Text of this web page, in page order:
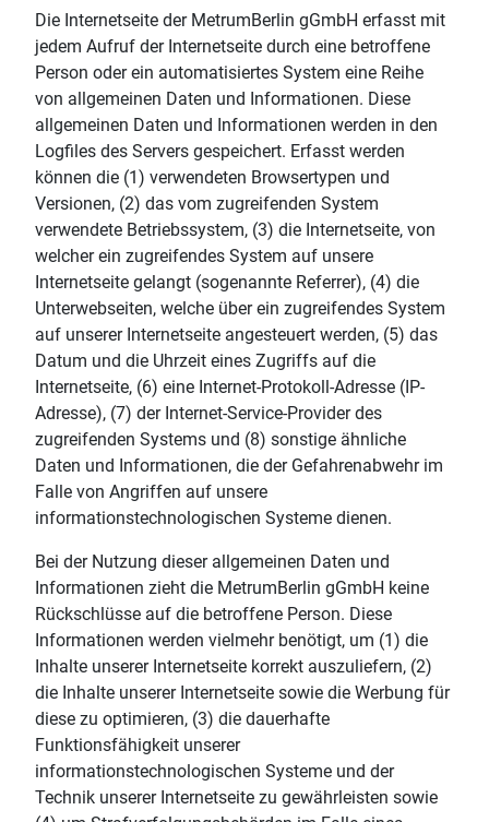
Die Internetseite der MetrumBerlin gGmbH erfasst mit
jedem Aufruf der Internetseite durch eine betroffene
Person oder ein automatisiertes System eine Reihe
von allgemeinen Daten und Informationen. Diese
allgemeinen Daten und Informationen werden in den
Logfiles des Servers gespeichert. Erfasst werden
können die (1) verwendeten Browsertypen und
Versionen, (2) das vom zugreifenden System
verwendete Betriebssystem, (3) die Internetseite, von
welcher ein zugreifendes System auf unsere
Internetseite gelangt (sogenannte Referrer), (4) die
Unterwebseiten, welche über ein zugreifendes System
auf unserer Internetseite angesteuert werden, (5) das
Datum und die Uhrzeit eines Zugriffs auf die
Internetseite, (6) eine Internet-Protokoll-Adresse (IP-
Adresse), (7) der Internet-Service-Provider des
zugreifenden Systems und (8) sonstige ähnliche
Daten und Informationen, die der Gefahrenabwehr im
Falle von Angriffen auf unsere
informationstechnologischen Systeme dienen.
Bei der Nutzung dieser allgemeinen Daten und
Informationen zieht die MetrumBerlin gGmbH keine
Rückschlüsse auf die betroffene Person. Diese
Informationen werden vielmehr benötigt, um (1) die
Inhalte unserer Internetseite korrekt auszuliefern, (2)
die Inhalte unserer Internetseite sowie die Werbung für
diese zu optimieren, (3) die dauerhafte
Funktionsfähigkeit unserer
informationstechnologischen Systeme und der
Technik unserer Internetseite zu gewährleisten sowie